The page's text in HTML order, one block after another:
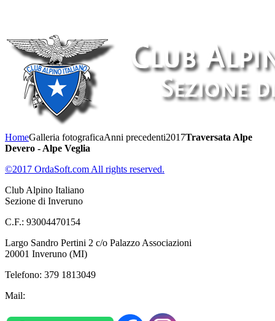
HomeGalleria fotograficaAnni precedenti2017Traversata Alpe
Devero - Alpe Veglia
©2017 OrdaSoft.com All rights reserved.
Club Alpino Italiano
Sezione di Inveruno
C.F.: 93004470154
Largo Sandro Pertini 2 c/o Palazzo Associazioni
20001 Inveruno (MI)
Telefono: 379 1813049
Mail: